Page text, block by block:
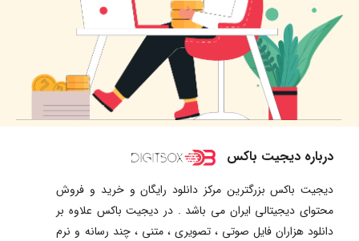
درباره دیجیت باکس
دیجیت باکس بزرگترین مرکز دانلود رایگان و خرید و فروش
محتوای دیجیتالی ایران می باشد . در دیجیت باکس علاوه بر
دانلود هزاران فایل صوتی ، تصویری ، متنی ، چند رسانه و نرم